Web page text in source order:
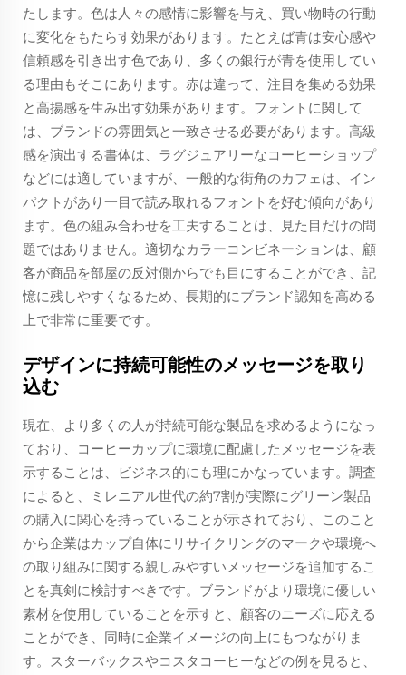
たします。色は人々の感情に影響を与え、買い物時の行動
に変化をもたらす効果があります。たとえば青は安心感や
信頼感を引き出す色であり、多くの銀行が青を使用してい
る理由もそこにあります。赤は違って、注目を集める効果
と高揚感を生み出す効果があります。フォントに関して
は、ブランドの雰囲気と一致させる必要があります。高級
感を演出する書体は、ラグジュアリーなコーヒーショップ
などには適していますが、一般的な街角のカフェは、イン
パクトがあり一目で読み取れるフォントを好む傾向があり
ます。色の組み合わせを工夫することは、見た目だけの問
題ではありません。適切なカラーコンビネーションは、顧
客が商品を部屋の反対側からでも目にすることができ、記
憶に残しやすくなるため、長期的にブランド認知を高める
上で非常に重要です。
デザインに持続可能性のメッセージを取り
込む
現在、より多くの人が持続可能な製品を求めるようになっ
ており、コーヒーカップに環境に配慮したメッセージを表
示することは、ビジネス的にも理にかなっています。調査
によると、ミレニアル世代の約7割が実際にグリーン製品
の購入に関心を持っていることが示されており、このこと
から企業はカップ自体にリサイクリングのマークや環境へ
の取り組みに関する親しみやすいメッセージを追加するこ
とを真剣に検討すべきです。ブランドがより環境に優しい
素材を使用していることを示すと、顧客のニーズに応える
ことができ、同時に企業イメージの向上にもつながりま
す。スターバックスやコスタコーヒーなどの例を見ると、